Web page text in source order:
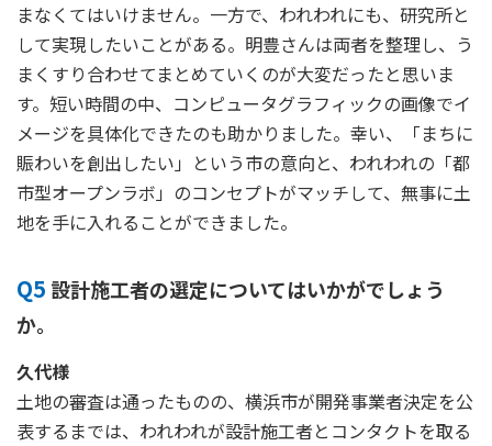
まなくてはいけません。一方で、われわれにも、研究所と
して実現したいことがある。明豊さんは両者を整理し、う
まくすり合わせてまとめていくのが大変だったと思いま
す。短い時間の中、コンピュータグラフィックの画像でイ
メージを具体化できたのも助かりました。幸い、「まちに
賑わいを創出したい」という市の意向と、われわれの「都
市型オープンラボ」のコンセプトがマッチして、無事に土
地を手に入れることができました。
Q5 設計施工者の選定についてはいかがでしょう
か。
久代様
土地の審査は通ったものの、横浜市が開発事業者決定を公
表するまでは、われわれが設計施工者とコンタクトを取る